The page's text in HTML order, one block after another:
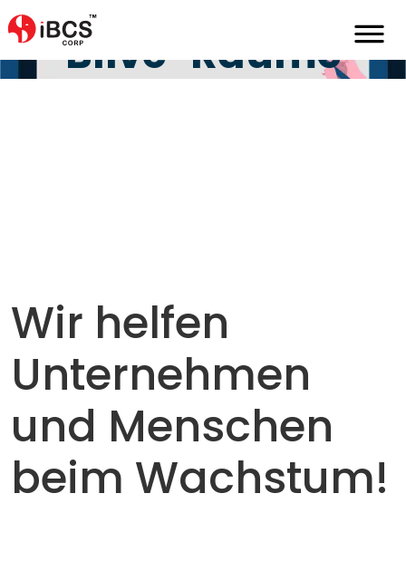
Blive-Räume
Blivespaces
Wir helfen
Unternehmen
und Menschen
beim Wachstum!